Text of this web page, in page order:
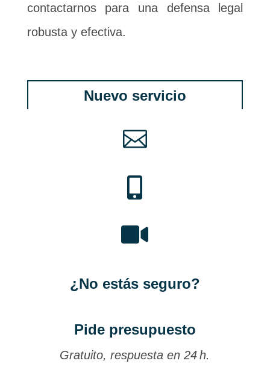
contactarnos para una defensa legal
robusta y efectiva.
Nuevo servicio



¿No estás seguro?
Pide presupuesto
Gratuito, respuesta en 24 h.